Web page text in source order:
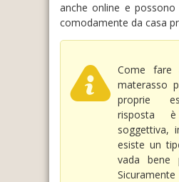
anche online e possono
comodamente da casa
Come fare
materasso
proprie
risposta
soggettiva,
esiste un
vada bene